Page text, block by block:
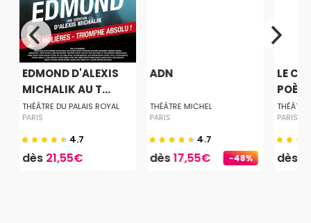
EDMOND D'ALEXIS
MICHALIK AU T...
THÉÂTRE DU PALAIS ROYAL
PARIS
4.7
dès 21,55€ -48%
ADN
THÉÂTRE MICHEL
PARIS
4.7
dès17,55€
LE
THÉÂTRE
PARIS
dès